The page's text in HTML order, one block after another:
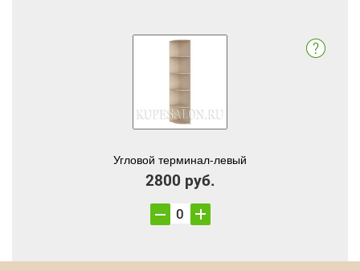
Угловой терминал-левый
2800 руб.